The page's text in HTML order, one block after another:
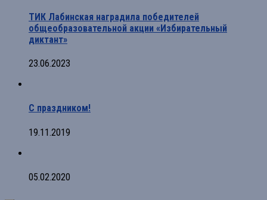
ТИК Лабинская наградила победителей
общеобразовательной акции «Избирательный
диктант»
23.06.2023
С праздником!
19.11.2019
05.02.2020